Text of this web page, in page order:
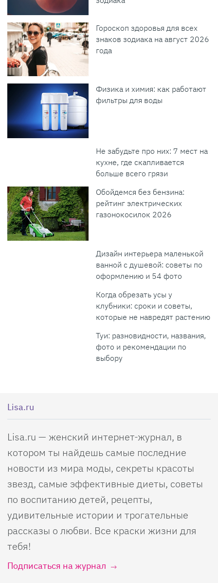
Гороскоп здоровья для всех
знаков зодиака на август 2026
года
Физика и химия: как работают
фильтры для воды
Не забудьте про них: 7 мест на
кухне, где скапливается
больше всего грязи
Обойдемся без бензина:
рейтинг электрических
газонокосилок 2026
Дизайн интерьера маленькой
ванной с душевой: советы по
оформлению и 54 фото
Когда обрезать усы у
клубники: сроки и советы,
которые не навредят растению
Туи: разновидности, названия,
фото и рекомендации по
выбору
Lisa.ru
Lisa.ru — женский интернет-журнал, в
котором ты найдешь самые последние
новости из мира моды, секреты красоты
звезд, самые эффективные диеты, советы
по воспитанию детей, рецепты,
удивительные истории и трогательные
рассказы о любви. Все краски жизни для
тебя!
Подписаться на журнал